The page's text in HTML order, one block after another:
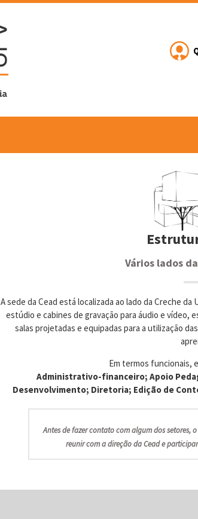
Vários lados
A sede da Cead está localizada ao lado da Creche da
estúdio e cabines de gravação para áudio e vídeo,
salas projetadas e equipadas para a utilização
Em termos funcionais,
Administrativo-financeiro; Apoio
Desenvolvimento; Diretoria; Edição de
Antes de fazer contato com algum dos setores,
reunir com a direção da Cead e